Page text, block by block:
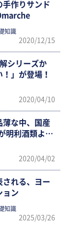
作りサンド
知識
2020/12/15
シリーズか
」が登場！
2020/04/10
薄な中、国産
明利酒類よ…
2020/04/02
される、ヨー
ョン
知識
2025/03/26